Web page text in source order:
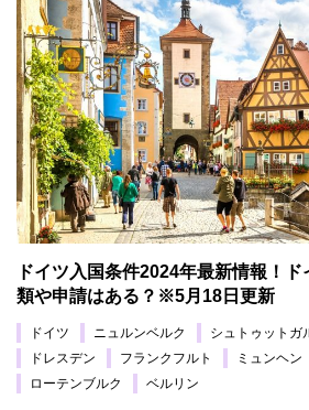
ドイツ入国条件2024年最新情報！
類や申請はある？※5月18日更新
ドイツ ニュルンベルク
シュトゥットガ
ドレスデン
フランクフルト
ミュンヘン
ローテンブルク
ベルリン